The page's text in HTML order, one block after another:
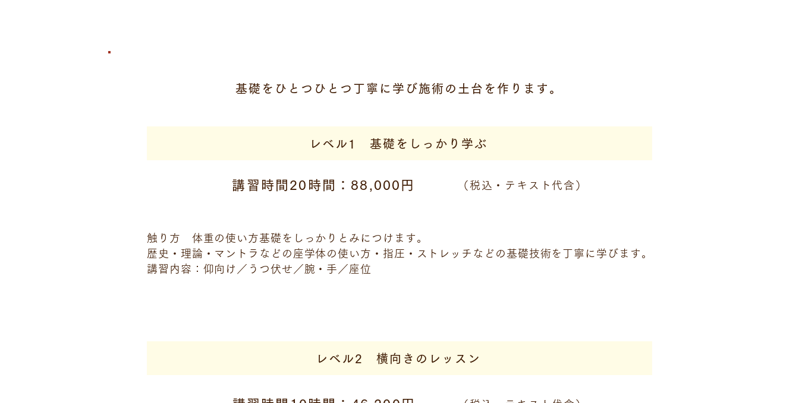
基礎をひとつひとつ丁寧に学び施術の土台を作ります。
​レベル1 基礎をしっかり学ぶ
講習時間20時間：88,000円 （税込・テキスト代含）
触り方 体重の使い方基礎をしっかりとみにつけます。
歴史・理論・マントラなどの座学体の使い方・指圧・ストレッチなどの基礎技術を丁寧に学びます。
講習内容：仰向け／うつ伏せ／腕・手／座位
​レベル2 横向きのレッスン